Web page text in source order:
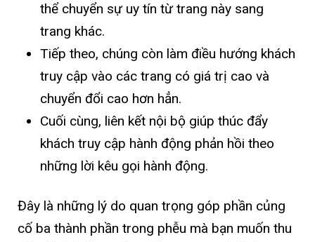
thể chuyển sự uy tín từ trang này sang
trang khác.
Tiếp theo, chúng còn làm điều hướng khách
truy cập vào các trang có giá trị cao và
chuyển đổi cao hơn hẳn.
Cuối cùng, liên kết nội bộ giúp thúc đẩy
khách truy cập hành động phản hồi theo
những lời kêu gọi hành động.
Đây là những lý do quan trọng góp phần củng
cố ba thành phần trong phễu mà bạn muốn thu